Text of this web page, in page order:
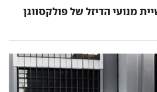
מנועי הדיזל של פולקסווגן